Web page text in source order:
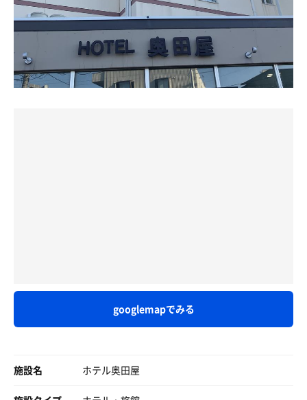
朝ウナは稼働していないので温泉にゆっくり浸かって
ちょっとぬるっとするけどしっかりと温まってこれもすご
く良かったです♨
それと夜はサービスカレーがあるのですがこれ風呂上がり
と思っていたら数量限定に付き終了とのこと‥ちょっと残
にはおすすめです。
今回のサ活は3セット。
秋前まで水風呂がぬるめの施設が多かったので、奥田屋さ
んの水風呂の冷たさだけでも気持ちよかったです。
googlemapでみる
施設名 ホテル奥田屋